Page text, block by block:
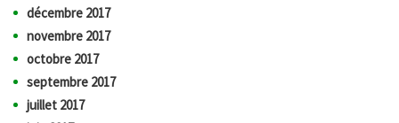
décembre 2017
novembre 2017
octobre 2017
septembre 2017
juillet 2017